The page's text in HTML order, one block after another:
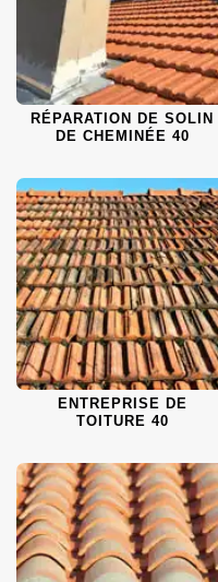
RÉPARATION DE SOLIN
DE CHEMINÉE 40
ENTREPRISE DE
TOITURE 40